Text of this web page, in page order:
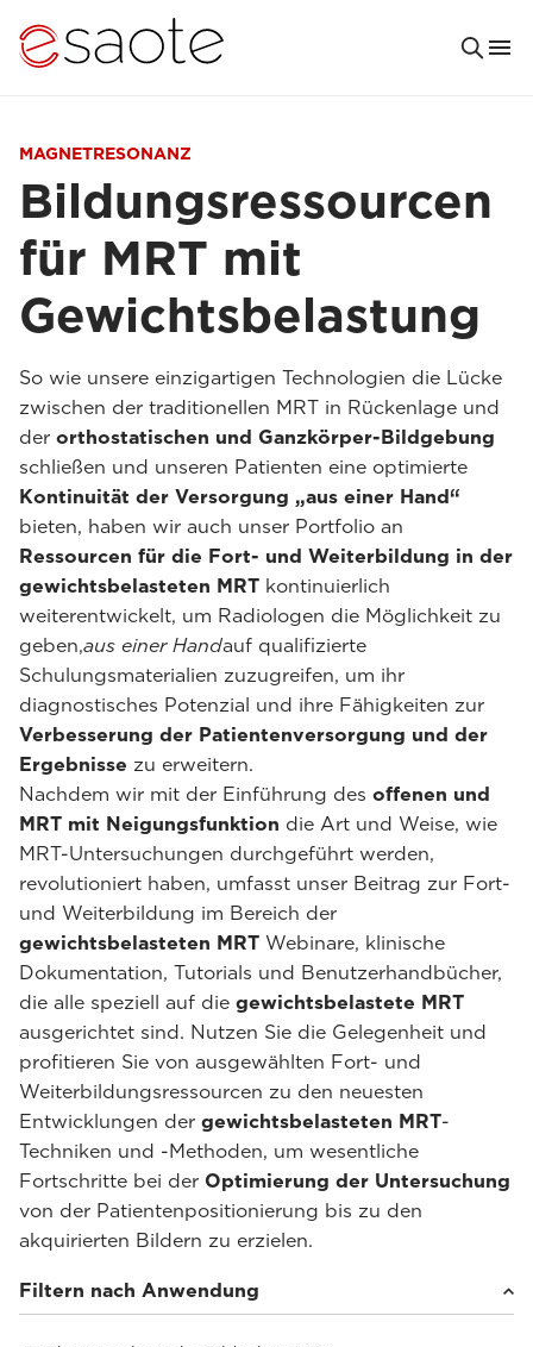
MAGNETRESONANZ
Bildungsressourcen
für MRT mit
Gewichtsbelastung
So wie unsere einzigartigen Technologien die Lücke
zwischen der traditionellen MRT in Rückenlage und
der orthostatischen und Ganzkörper-Bildgebung
schließen und unseren Patienten eine optimierte
Kontinuität der Versorgung „aus einer Hand“
bieten, haben wir auch unser Portfolio an
Ressourcen für die Fort- und Weiterbildung in der
gewichtsbelasteten MRT kontinuierlich
weiterentwickelt, um Radiologen die Möglichkeit zu
geben,aus einer Handauf qualifizierte
Schulungsmaterialien zuzugreifen, um ihr
diagnostisches Potenzial und ihre Fähigkeiten zur
Verbesserung der Patientenversorgung und der
Ergebnisse zu erweitern.
Nachdem wir mit der Einführung des offenen und
MRT mit Neigungsfunktion die Art und Weise, wie
MRT-Untersuchungen durchgeführt werden,
revolutioniert haben, umfasst unser Beitrag zur Fort-
und Weiterbildung im Bereich der
gewichtsbelasteten MRT Webinare, klinische
Dokumentation, Tutorials und Benutzerhandbücher,
die alle speziell auf die gewichtsbelastete MRT
ausgerichtet sind. Nutzen Sie die Gelegenheit und
profitieren Sie von ausgewählten Fort- und
Weiterbildungsressourcen zu den neuesten
Entwicklungen der gewichtsbelasteten MRT-
Techniken und -Methoden, um wesentliche
Fortschritte bei der Optimierung der Untersuchung
von der Patientenpositionierung bis zu den
akquirierten Bildern zu erzielen.
Filtern nach Anwendung